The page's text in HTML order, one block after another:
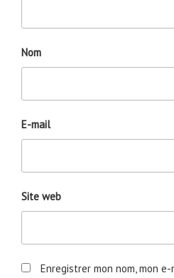
Nom
E-mail
Site web
Enregistrer mon nom, mon